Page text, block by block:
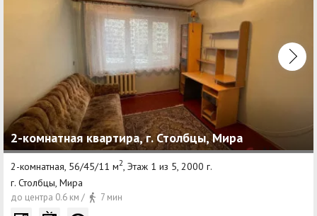
2-комнатная квартира, г. Столбцы, Мира
2-комнатная, 56/45/11 м2 , Этаж 1 из 5, 2000 г.
г. Столбцы, Мира
до центра 0.6 км / 7 мин